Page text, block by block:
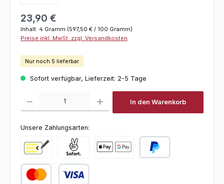
Regulärer Preis:
23,90 €
Inhalt: 4 Gramm (597,50 € / 100 Gramm)
Preise inkl. MwSt. zzgl. Versandkosten
Nur noch 5 lieferbar
Sofort verfügbar, Lieferzeit: 2-5 Tage
In den Warenkorb
Unsere Zahlungsarten:
Vorkasse Pay with Klarna